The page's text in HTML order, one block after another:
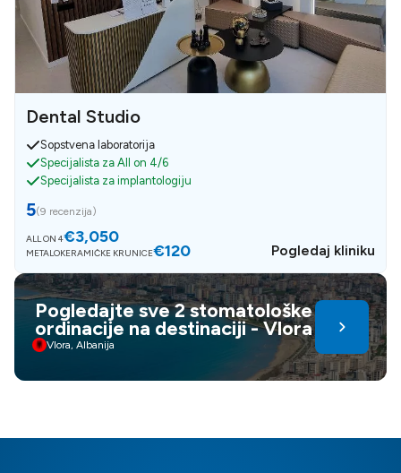
Dental Studio
Sopstvena laboratorija
Specijalista za All on 4/6
Specijalista za implantologiju
5(9 recenzija)
ALL ON 4€3,050
METALOKERAMIČKE KRUNICE€120 Pogledaj kliniku
Pogledajte sve 2 stomatološke
ordinacije na destinaciji - Vlora
Vlora, Albanija